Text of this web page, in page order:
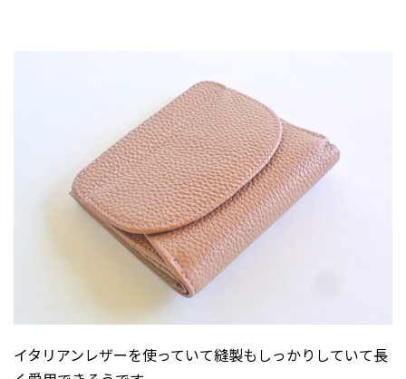
イタリアンレザーを使っていて縫製もしっかりしていて長